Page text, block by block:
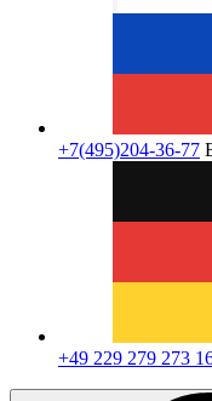
+7(495)204-36-77
+49 229 279 273